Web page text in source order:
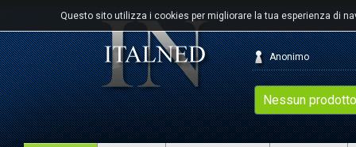
Questo sito utilizza i cookies per migliorare la tua esperienza di
Nessun
Anonimo